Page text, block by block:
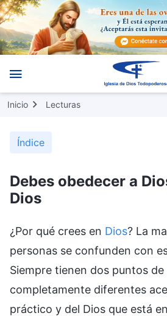
Inicio Lecturas
Índice
Debes obedecer a
Dios
¿Por qué crees en Dios? La
personas se confunden con
Siempre tienen dos puntos de
completamente diferentes
práctico y del Dios que está